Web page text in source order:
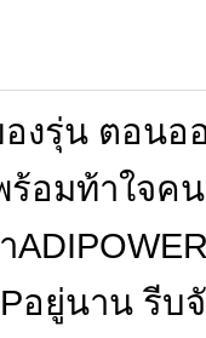
งรุ่น ตอนอ
ร้อมท้าใจ
อยู่นาน รี